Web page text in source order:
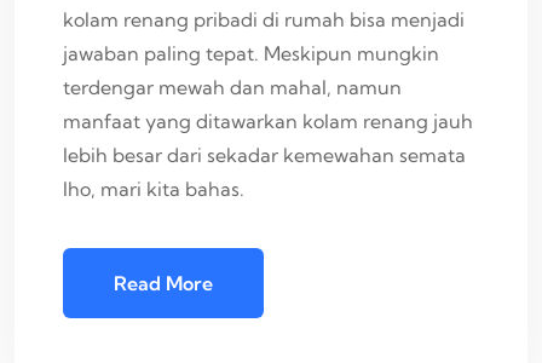
kolam renang pribadi di rumah bisa menjadi
jawaban paling tepat. Meskipun mungkin
terdengar mewah dan mahal, namun
manfaat yang ditawarkan kolam renang jauh
lebih besar dari sekadar kemewahan semata
lho, mari kita bahas.
Read More